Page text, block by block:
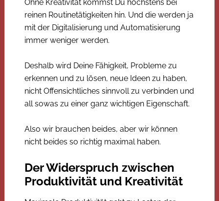
Ohne Kreativität kommst Du höchstens bei
reinen Routinetätigkeiten hin. Und die werden ja
mit der Digitalisierung und Automatisierung
immer weniger werden.
Deshalb wird Deine Fähigkeit, Probleme zu
erkennen und zu lösen, neue Ideen zu haben,
nicht Offensichtliches sinnvoll zu verbinden und
all sowas zu einer ganz wichtigen Eigenschaft.
Also wir brauchen beides, aber wir können
nicht beides so richtig maximal haben.
Der Widerspruch zwischen
Produktivität und Kreativität